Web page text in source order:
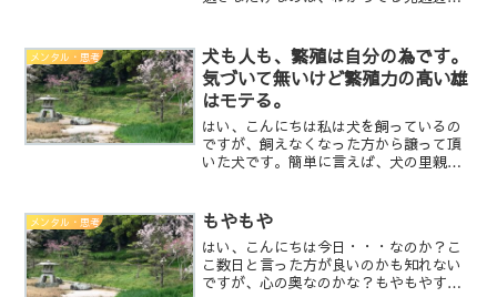
として、少しでも増えてくれる事は嬉し
い。ただ、その嬉しさの反...
メンタル・思考
犬も人も、繁殖は自分の為です。
気づいて無いけど繁殖力の高い雄
はモテる。
はい、こんにちは私は犬を飼っているの
ですが、飼えなくなった方から譲って頂
いた犬です。簡単に言えば、犬の里親に
飼い主が前に立つと噛みます。私が風呂
に入れると大人しくします...
メンタル・思考 もやもや
はい、こんにちは今日・・・なのか？こ
こ数日と言った方が良いのかも知れない
ですが、心の奥なのかな？もやもやす